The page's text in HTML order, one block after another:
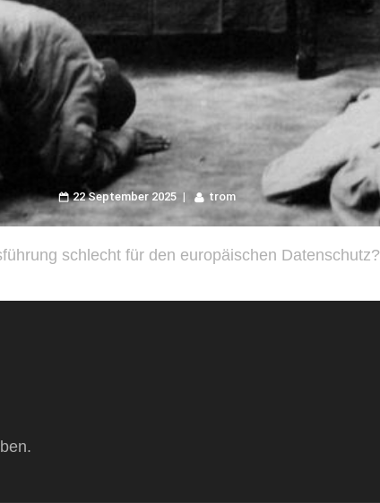
22 September 2025 trom
schlecht für den europäischen Datenschutz?